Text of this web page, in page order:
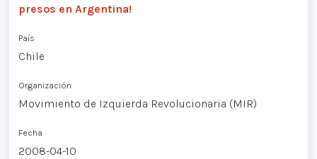
presos en Argentina!
País
Chile
Organización
Movimiento de Izquierda Revolucionaria (MIR)
Fecha
2008-04-10